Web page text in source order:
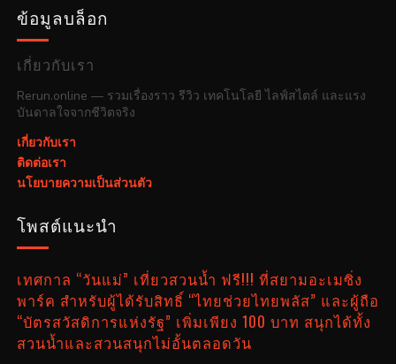
ข้อมูลบล็อก
เกี่ยวกับเรา
Rerun.online — รวมเรื่องราว รีวิว เทคโนโลยี ไลฟ์สไตล์ และแรง
บันดาลใจจากชีวิตจริง
เกี่ยวกับเรา
ติดต่อเรา
นโยบายความเป็นส่วนตัว
โพสต์แนะนำ
เทศกาล “วันแม่” เที่ยวสวนน้ำ ฟรี!!! ที่สยามอะเมซิ่ง
พาร์ค สำหรับผู้ได้รับสิทธิ์ “ไทยช่วยไทยพลัส” และผู้ถือ
“บัตรสวัสดิการแห่งรัฐ” เพิ่มเพียง 100 บาท สนุกได้ทั้ง
สวนน้ำและสวนสนุกไม่อั้นตลอดวัน